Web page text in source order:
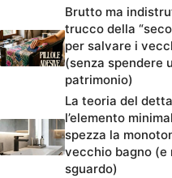
Brutto ma
trucco della
per salvare i
(senza spendere
patrimonio)
La teoria del
l’elemento
spezza la
vecchio bagno (e
sguardo)